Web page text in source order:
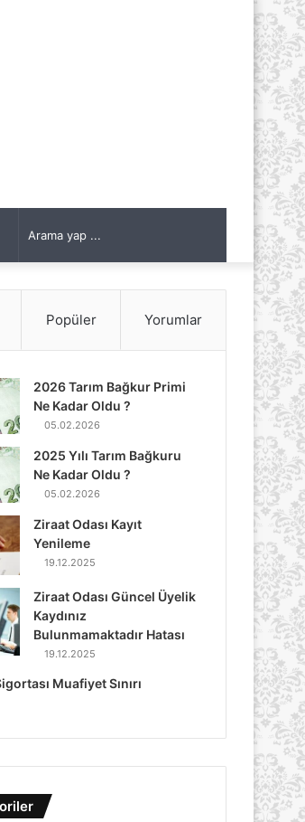
yap
Popüler Yorumlar
2026 Tarım Bağkur Primi
Ne Kadar Oldu ?
05.02.2026
2025 Yılı Tarım Bağkuru
Ne Kadar Oldu ?
05.02.2026
Ziraat Odası Kayıt
Yenileme
19.12.2025
Ziraat Odası Güncel Üyelik
Kaydınız
Bulunmamaktadır Hatası
19.12.2025
Muafiyet Sınırı